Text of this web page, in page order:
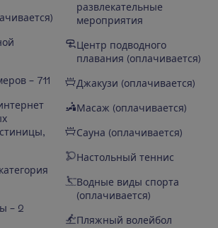
– 711
– 2
развлекательные
мероприятия
Центр подводного
плавания (оплачивается)
Джакузи (оплачивается)
Масаж (оплачивается)
Сауна (оплачивается)
Настольный теннис
Водные виды спорта
(оплачивается)
Пляжный волейбол